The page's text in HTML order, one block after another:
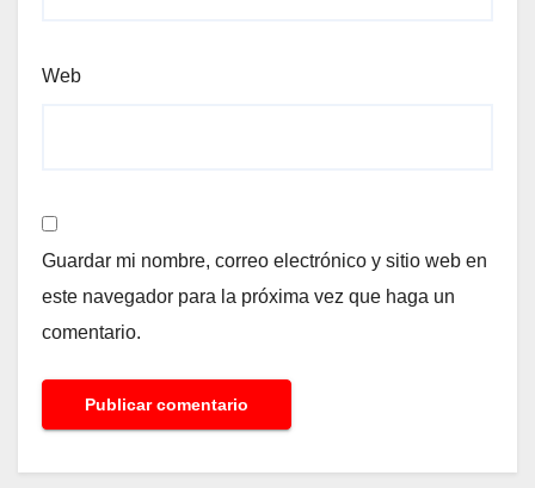
Web
Guardar mi nombre, correo electrónico y sitio web en
este navegador para la próxima vez que haga un
comentario.